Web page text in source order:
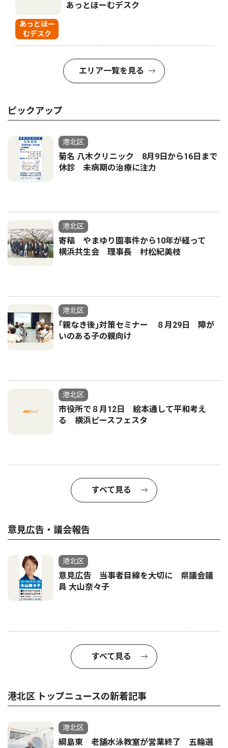
あっとほー
むデスク
あっとほーむデスク
エリア一覧を見る
ピックアップ
港北区
菊名 八木クリニック 8月9日から16日まで
休診 未病期の治療に注力
港北区
寄稿 やまゆり園事件から10年が経って
横浜共生会 理事長 村松紀美枝
港北区
｢親なき後｣対策セミナー ８月29日 障が
いのある子の親向け
港北区
市役所で８月12日 絵本通して平和考え
る 横浜ピースフェスタ
すべて見る
意見広告・議会報告
港北区
意見広告 当事者目線を大切に 県議会議
員 大山奈々子
すべて見る
港北区 トップニュースの新着記事
港北区
綱島東 老舗水泳教室が営業終了 五輪選